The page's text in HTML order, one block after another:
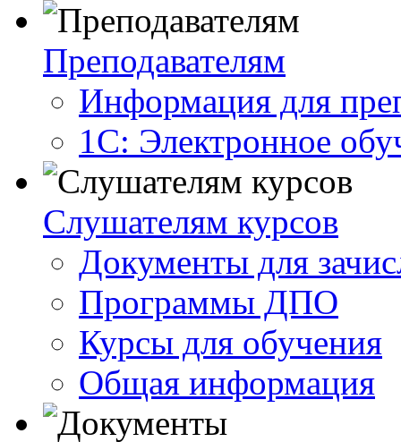
Преподавателям
Информация для
1С: Электронное
Слушателям курсов
Документы для
Программы ДПО
Курсы для обучения
Общая информация